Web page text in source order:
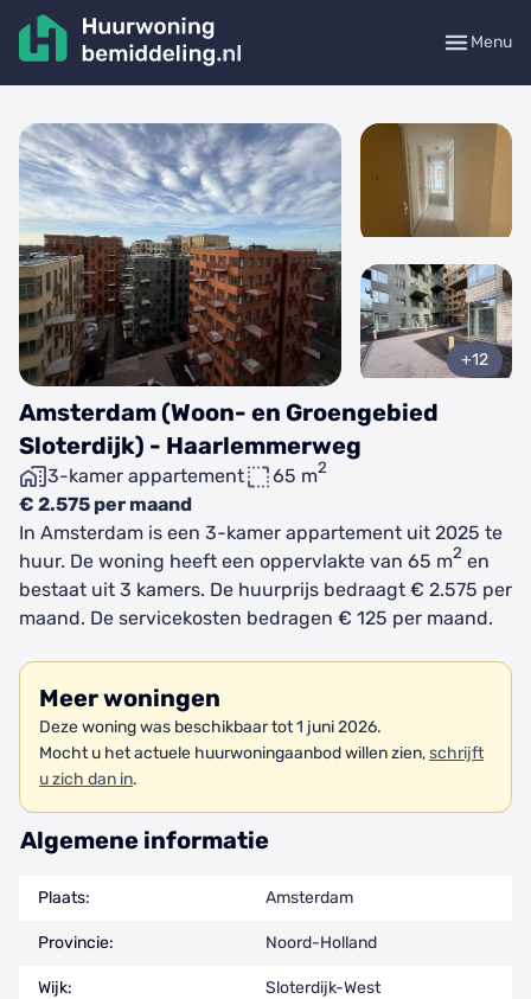
Menu
Amsterdam (Woon- en Groengebied
Sloterdijk) - Haarlemmerweg
3-kamer appartement 65 m2
€ 2.575 per maand
+12
In Amsterdam is een 3-kamer appartement uit 2025 te
huur. De woning heeft een oppervlakte van 65 m2 en
bestaat uit 3 kamers. De huurprijs bedraagt € 2.575 per
maand. De servicekosten bedragen € 125 per maand.
Meer woningen
Deze woning was beschikbaar tot 1 juni 2026.
Mocht u het actuele huurwoningaanbod willen zien,schrijft
u zich dan in.
Algemene informatie
Plaats: Amsterdam
Provincie: Noord-Holland
Wijk: Sloterdijk-West